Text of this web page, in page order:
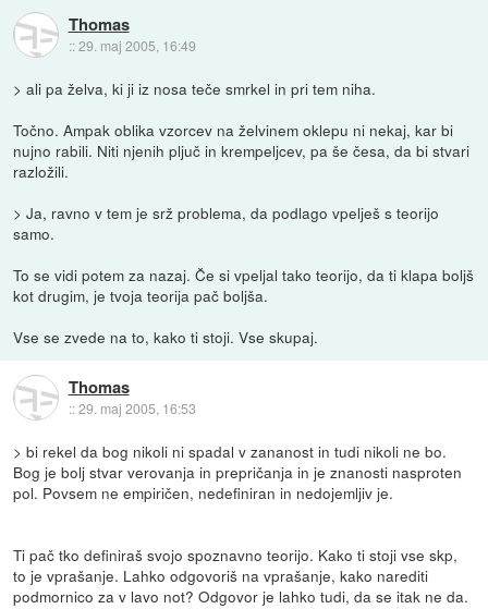
Thomas
::29. maj 2005, 16:49
> ali pa želva, ki ji iz nosa teče smrkel in pri tem niha.
Točno. Ampak oblika vzorcev na želvinem oklepu ni nekaj, kar bi
nujno rabili. Niti njenih pljuč in krempeljcev, pa še česa, da bi stvari
razložili.
> Ja, ravno v tem je srž problema, da podlago vpelješ s teorijo
samo.
To se vidi potem za nazaj. Če si vpeljal tako teorijo, da ti klapa boljš
kot drugim, je tvoja teorija pač boljša.
Vse se zvede na to, kako ti stoji. Vse skupaj.
Thomas
::29. maj 2005, 16:53
> bi rekel da bog nikoli ni spadal v zananost in tudi nikoli ne bo.
Bog je bolj stvar verovanja in prepričanja in je znanosti nasproten
pol. Povsem ne empiričen, nedefiniran in nedojemljiv je.
Ti pač tko definiraš svojo spoznavno teorijo. Kako ti stoji vse skp,
to je vprašanje. Lahko odgovoriš na vprašanje, kako narediti
podmornico za v lavo not? Odgovor je lahko tudi, da se itak ne da.